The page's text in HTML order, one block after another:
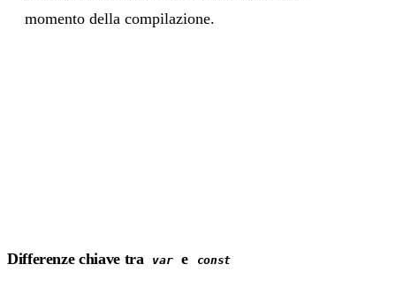
momento della compilazione.
Differenze chiave tra var e const